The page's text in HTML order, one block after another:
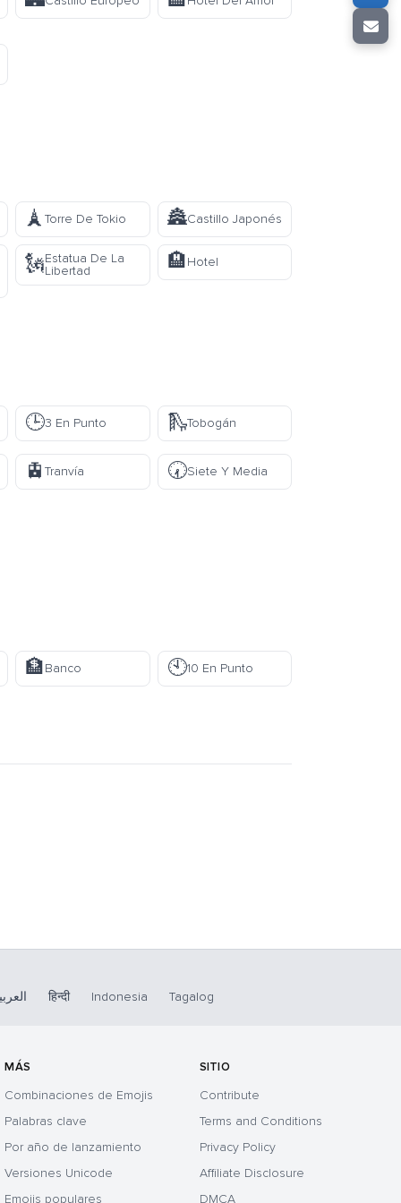
🗼Torre De Tokio 🏯Castillo Japonés
🗽Estatua De La
Libertad
🏨Hotel
🕒3 En Punto 🛝Tobogán
🚊Tranvía 🕢Siete Y Media
🏦Banco 🕙10 En Punto
हिन्दी Indonesia Tagalog
MÁS
Combinaciones de Emojis
Palabras clave
Por año de lanzamiento
Versiones Unicode
Emojis populares
SITIO
Contribute
Terms and Conditions
Privacy Policy
Affiliate Disclosure
DMCA